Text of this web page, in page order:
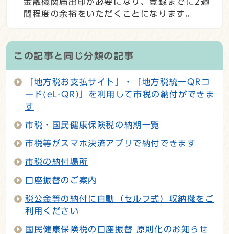
間程度の余裕をいただくことになります。
この記事と同じ分類の記事
「地方税お支払サイト」・「地方税統一QRコ
ード(eL-QR)」を利用して市税の納付ができま
す
市税・国民健康保険税の納期一覧
市税等がスマホ決済アプリで納付できます
市税の納付場所
口座振替のご案内
税公金等の納付に自動（セルフ式）収納機をご
利用ください
国民健康保険税の口座振替 原則化のお知らせ